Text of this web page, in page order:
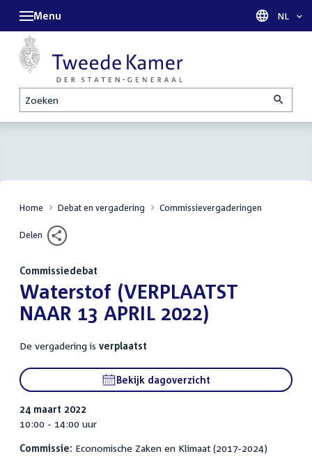
Zoeken
Menu Taal
NL
Home Debat en vergadering Commissievergaderingen
Delen
Commissiedebat
:Waterstof (VERPLAATST
NAAR 13 APRIL 2022)
De vergadering is verplaatst
Bekijk dagoverzicht
24 maart 2022
10:00 - 14:00 uur
Commissie: Economische Zaken en Klimaat (2017-2024)